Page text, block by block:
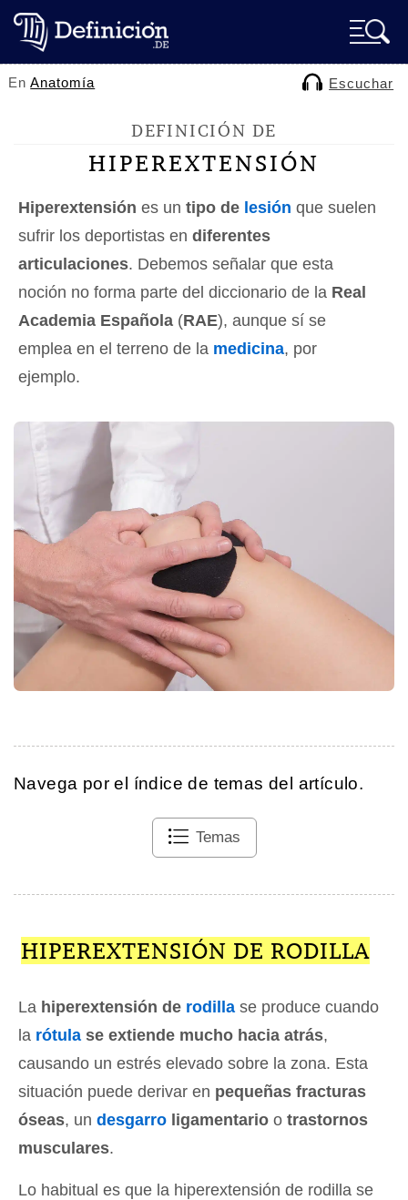
EnAnatomía Escuchar
DEFINICIÓN DE
HIPEREXTENSIÓN
Hiperextensión es un tipo de lesión que suelen
sufrir los deportistas en diferentes
articulaciones. Debemos señalar que esta
noción no forma parte del diccionario de la Real
Academia Española (RAE), aunque sí se
emplea en el terreno de la medicina, por
ejemplo.
Navega por el índice de temas del artículo.
Temas
HIPEREXTENSIÓN DE RODILLA
La hiperextensión de rodilla se produce cuando
la rótula se extiende mucho hacia atrás,
causando un estrés elevado sobre la zona. Esta
situación puede derivar en pequeñas fracturas
óseas, un desgarro ligamentario o trastornos
musculares.
Lo habitual es que la hiperextensión de rodilla se